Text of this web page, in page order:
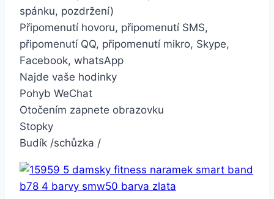
spánku, pozdržení)
Připomenutí hovoru, připomenutí SMS,
připomenutí QQ, připomenutí mikro, Skype,
Facebook, whatsApp
Najde vaše hodinky
Pohyb WeChat
Otočením zapnete obrazovku
Stopky
Budík /schůzka /